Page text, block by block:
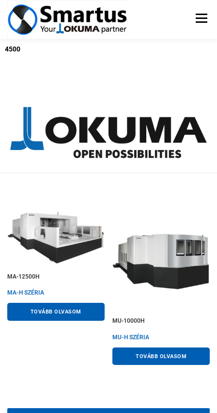
Menü
4500
MA-12500H
MA-H SZÉRIA
TOVÁBB OLVASOM
MU-10000H
MU-H SZÉRIA
TOVÁBB OLVASOM